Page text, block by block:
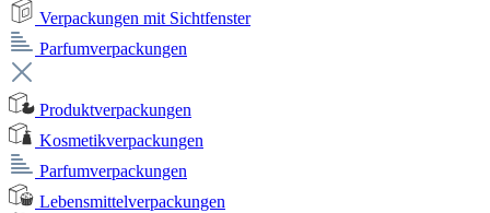
Verpackungen mit Sichtfenster
Parfumverpackungen
Produktverpackungen
Kosmetikverpackungen
Parfumverpackungen
Lebensmittelverpackungen